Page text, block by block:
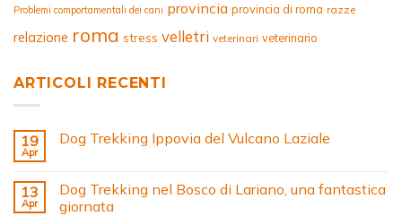
Problemi comportamentali dei cani provincia provincia di roma razze
relazione roma stress velletri veterinari veterinario
ARTICOLI RECENTI
19
Apr
Dog Trekking Ippovia del Vulcano Laziale
13
Apr
Dog Trekking nel Bosco di Lariano, una fantastica
giornata